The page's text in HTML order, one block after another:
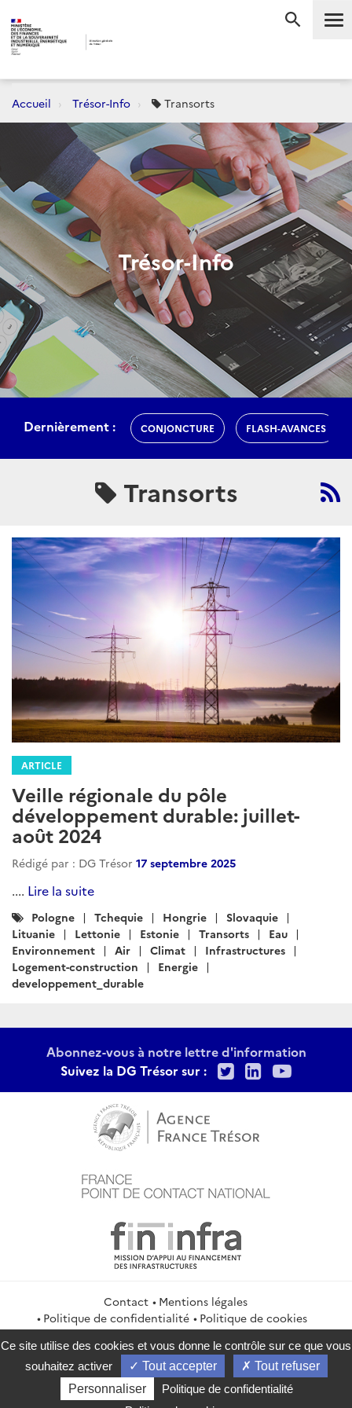
Accueil Trésor-Info Transorts
Trésor-Info
Dernièrement : CONJONCTURE FLASH-AVANCES
Transorts
ARTICLE
Veille régionale du pôle
développement durable: juillet-
août 2024
Rédigé par : DG Trésor 17 septembre 2025
.... Lire la suite
Catégories
:
Pologne Tchequie Hongrie
Slovaquie
Lituanie
Lettonie Estonie Transorts
Eau
Environnement
Air Climat
Infrastructures
Logement-construction
Energie
developpement_durable
Abonnez-vous à notre lettre d'information
Suivez la DG Trésor sur :
TwitterLinkedIn
Contact
Mentions légales
Politique de confidentialité
Politique de cookies
Gestion des cookies
Flux RSS
service-public.gouv.fr
legifrance.gouv.fr
info.gouv.fr
data.gouv.fr
Ce site utilise des cookies et vous donne le contrôle sur ce que vous
souhaitez activer
Tout accepter
Tout refuser
Personnaliser
Politique de confidentialité